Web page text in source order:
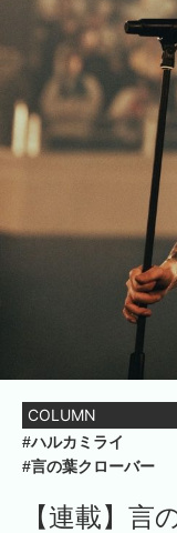
COLUMN
#ハルカミライ
#言の葉クローバー
【連載】言